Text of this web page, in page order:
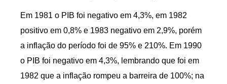
Em 1981 o PIB foi negativo em 4,3%, em 1982
positivo em 0,8% e 1983 negativo em 2,9%, porém
a inflação do período foi de 95% e 210%. Em 1990
o PIB foi negativo em 4,3%, lembrando que foi em
1982 que a inflação rompeu a barreira de 100%; na